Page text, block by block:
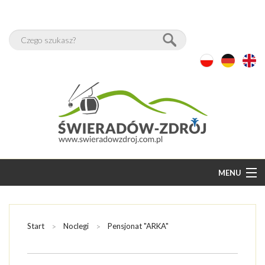
MENU
BAZA NOCLEGÓW
WOLNE POKOJE
Start Noclegi Pensjonat "ARKA"